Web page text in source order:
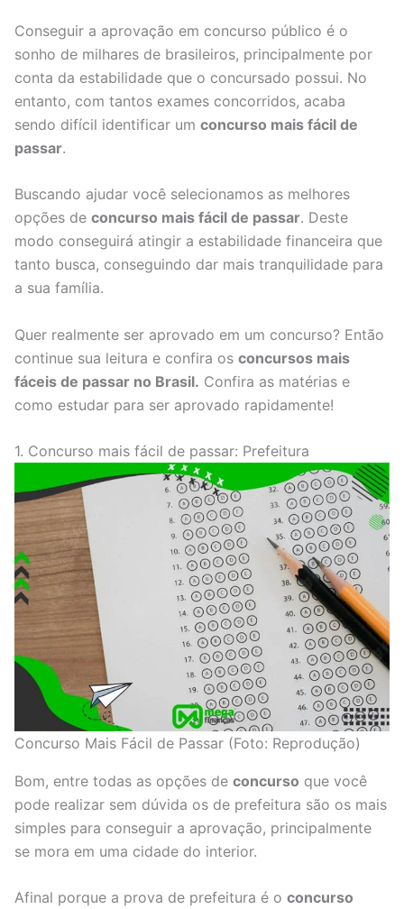
Conseguir a aprovação em concurso público é o
sonho de milhares de brasileiros, principalmente por
conta da estabilidade que o concursado possui. No
entanto, com tantos exames concorridos, acaba
sendo difícil identificar um concurso mais fácil de
passar.
Buscando ajudar você selecionamos as melhores
opções de concurso mais fácil de passar. Deste
modo conseguirá atingir a estabilidade financeira que
tanto busca, conseguindo dar mais tranquilidade para
a sua família.
Quer realmente ser aprovado em um concurso? Então
continue sua leitura e confira os concursos mais
fáceis de passar no Brasil. Confira as matérias e
como estudar para ser aprovado rapidamente!
1. Concurso mais fácil de passar: Prefeitura
Concurso Mais Fácil de Passar (Foto: Reprodução)
Bom, entre todas as opções de concurso que você
pode realizar sem dúvida os de prefeitura são os mais
simples para conseguir a aprovação, principalmente
se mora em uma cidade do interior.
Afinal porque a prova de prefeitura é o concurso